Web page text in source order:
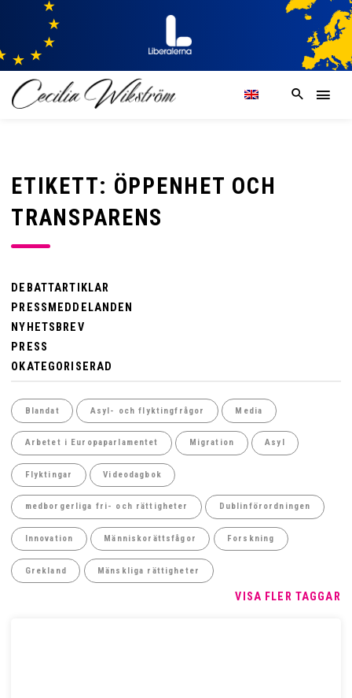
ETIKETT: ÖPPENHET OCH
TRANSPARENS
DEBATTARTIKLAR
PRESSMEDDELANDEN
NYHETSBREV
PRESS
OKATEGORISERAD
Blandat Asyl- och flyktingfrågor Media
Arbetet i Europaparlamentet Migration Asyl
Flyktingar Videodagbok
medborgerliga fri- och rättigheter Dublinförordningen
Innovation Människorättsfågor Forskning
Grekland Mänskliga rättigheter
VISA FLER TAGGAR